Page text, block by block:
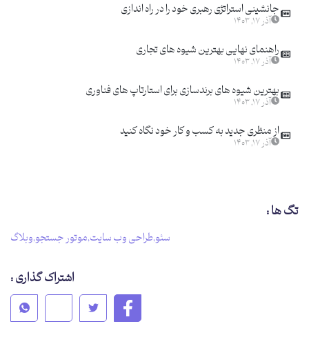
جانشینی استراتژی رهبری خود را در راه اندازی
آذر ۱۷, ۱۴۰۳
راهنمای نهایی بهترین شیوه های تجاری
آذر ۱۷, ۱۴۰۳
بهترین شیوه های برندسازی برای استارتاپ های فناوری
آذر ۱۷, ۱۴۰۳
از منظری جدید به کسب و کار خود نگاه کنید
آذر ۱۷, ۱۴۰۳
تگ ها :
سئو,طراحی وب سایت,موتور جستجو,وبلاگ
اشتراک گذاری :